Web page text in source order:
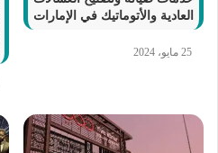
العادية والأتوماتيك في الإمارات
25 مايو، 2024